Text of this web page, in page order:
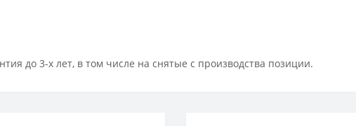
до 3-х лет, в том числе на снятые с производства позиции.